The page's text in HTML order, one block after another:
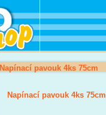
Napínací pavouk 4ks 75cm
Napínací pavouk 4ks 75cm